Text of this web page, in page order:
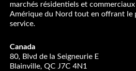
marchés résidentiels et
Amérique du Nord tout en offrant le
service.
Canada
80, Blvd de la Seigneurie E
Blainville, QC J7C 4N1